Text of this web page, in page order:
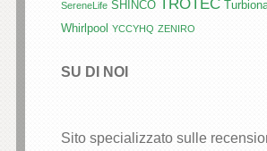
SereneLife SHINCO TROTEC
Whirlpool YCCYHQ ZENIRO
SU DI NOI
Sito specializzato sulle